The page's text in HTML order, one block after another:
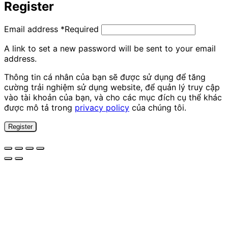
Register
Email address *Required
A link to set a new password will be sent to your email
address.
Thông tin cá nhân của bạn sẽ được sử dụng để tăng
cường trải nghiệm sử dụng website, để quản lý truy cập
vào tài khoản của bạn, và cho các mục đích cụ thể khác
được mô tả trong privacy policy của chúng tôi.
Register